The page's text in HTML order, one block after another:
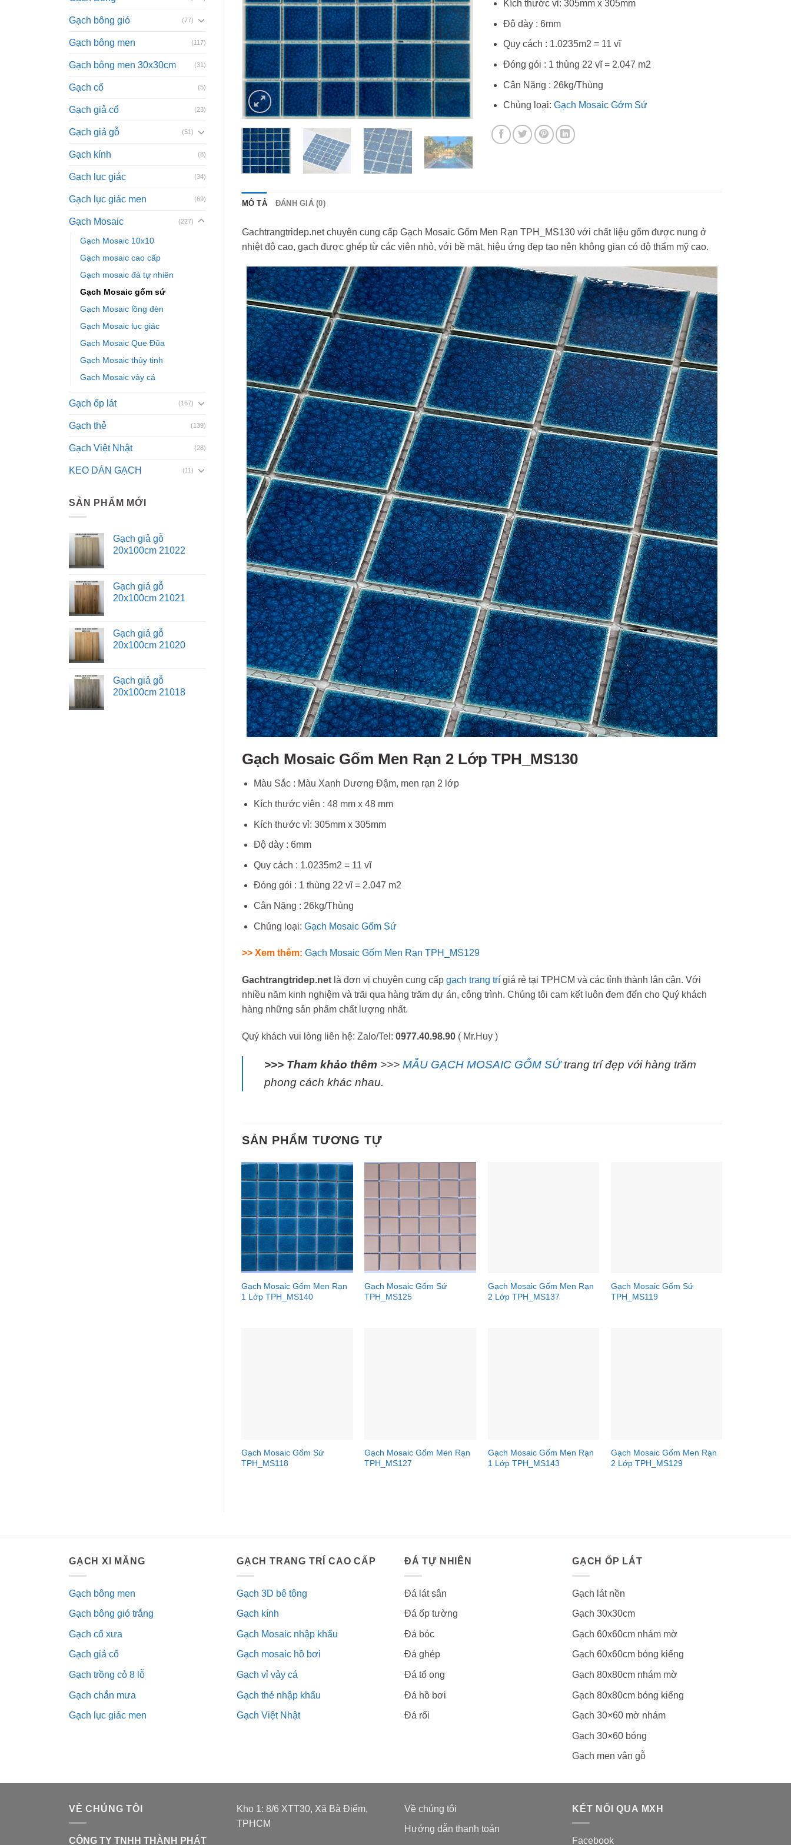
Gạch bông gió (77)
Gạch bông men (117)
Gạch bông men 30x30cm (31)
Gạch cổ (5)
Gạch giả cổ (23)
Gạch giả gỗ (51)
Gạch kính (8)
Gạch lục giác (34)
Gạch lục giác men (69)
Gạch Mosaic (227)
Gạch Mosaic 10x10
Gạch mosaic cao cấp
Gạch mosaic đá tự nhiên
Gạch Mosaic gốm sứ
Gạch Mosaic lồng đèn
Gạch Mosaic lục giác
Gạch Mosaic Que Đũa
Gạch Mosaic thủy tinh
Gạch Mosaic vảy cá
Gạch ốp lát (167)
Gạch thẻ (139)
Gạch Việt Nhật (28)
KEO DÁN GẠCH (11)
SẢN PHẨM MỚI
Gạch giả gỗ
20x100cm 21022
Gạch giả gỗ
20x100cm 21021
Gạch giả gỗ
20x100cm 21020
Gạch giả gỗ
20x100cm 21018
Kích thước vỉ: 305mm x 305mm
Độ dày : 6mm
Quy cách : 1.0235m2 = 11 vĩ
Đóng gói : 1 thùng 22 vĩ = 2.047 m2
Cân Nặng : 26kg/Thùng
Chủng loại: Gạch Mosaic Gớm Sứ
MÔ TẢ ĐÁNH GIÁ (0)
Gachtrangtridep.net chuyên cung cấp Gạch Mosaic Gốm Men Rạn TPH_MS130 với chất liệu gốm được nung ở
nhiệt độ cao, gạch được ghép từ các viên nhỏ, với bề mặt, hiệu ứng đẹp tạo nên không gian có độ thẩm mỹ cao.
Gạch Mosaic Gốm Men Rạn 2 Lớp TPH_MS130
Màu Sắc : Màu Xanh Dương Đậm, men rạn 2 lớp
Kích thước viên : 48 mm x 48 mm
Kích thước vỉ: 305mm x 305mm
Độ dày : 6mm
Quy cách : 1.0235m2 = 11 vĩ
Đóng gói : 1 thùng 22 vĩ = 2.047 m2
Cân Nặng : 26kg/Thùng
Chủng loại:Gạch Mosaic Gốm Sứ
>> Xem thêm: Gạch Mosaic Gốm Men Rạn TPH_MS129
Gachtrangtridep.netlà đơn vị chuyên cung cấp gạch trang trígiá rẻ tại TPHCM và các tỉnh thành lân cận. Với
nhiều năm kinh nghiệm và trãi qua hàng trăm dự án, công trình. Chúng tôi cam kết luôn đem đến cho Quý khách
hàng những sản phẩm chất lượng nhất.
Quý khách vui lòng liên hệ: Zalo/Tel: 0977.40.98.90 ( Mr.Huy )
>>> Tham khảo thêm >>> MẪU GẠCH MOSAIC GỐM SỨtrang trí đẹp với hàng trăm
phong cách khác nhau.
SẢN PHẨM TƯƠNG TỰ
Gạch Mosaic Gốm Men Rạn
1 Lớp TPH_MS140
Gạch Mosaic Gốm Sứ
TPH_MS125
Gạch Mosaic Gốm Men Rạn
2 Lớp TPH_MS137
Gạch Mosaic Gốm Sứ
TPH_MS119
Gạch Mosaic Gốm Sứ
TPH_MS118
Gạch Mosaic Gốm Men Rạn
TPH_MS127
Gạch Mosaic Gốm Men Rạn
1 Lớp TPH_MS143
Gạch Mosaic Gốm Men Rạn
2 Lớp TPH_MS129
GẠCH XI MĂNG
Gạch bông men
Gạch bông gió trắng
Gạch cổ xưa
Gạch giả cổ
Gạch trồng cỏ 8 lỗ
Gạch chắn mưa
Gạch lục giác men
GẠCH TRANG TRÍ CAO CẤP
Gạch 3D bê tông
Gạch kính
Gạch Mosaic nhập khẩu
Gạch mosaic hồ bơi
Gạch vỉ vảy cá
Gạch thẻ nhập khẩu
Gạch Việt Nhật
ĐÁ TỰ NHIÊN
Đá lát sân
Đá ốp tường
Đá bóc
Đá ghép
Đá tổ ong
Đá hồ bơi
Đá rối
GẠCH ỐP LÁT
Gạch lát nền
Gạch 30x30cm
Gạch 60x60cm nhám mờ
Gạch 60x60cm bóng kiếng
Gạch 80x80cm nhám mờ
Gạch 80x80cm bóng kiếng
Gạch 30×60 mờ nhám
Gạch 30×60 bóng
Gạch men vân gỗ
VỀ CHÚNG TÔI
CÔNG TY TNHH THÀNH PHÁT
Kho 1: 8/6 XTT30, Xã Bà Điểm,
TPHCM
Về chúng tôi
Hướng dẫn thanh toán
KẾT NỐI QUA MXH
Facebook